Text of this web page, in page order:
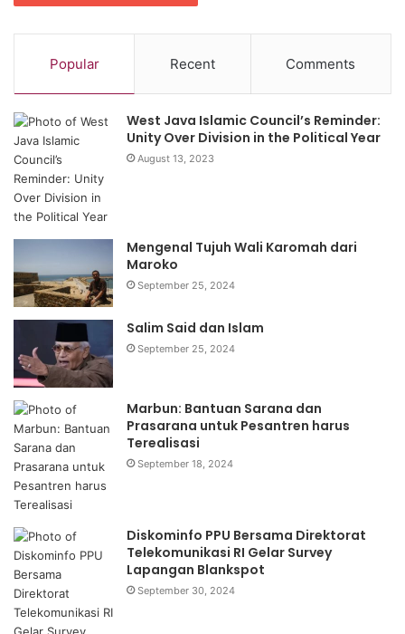
Popular Recent Comments
West Java Islamic Council’s Reminder:
Unity Over Division in the Political Year
August 13, 2023
Mengenal Tujuh Wali Karomah dari
Maroko
September 25, 2024
Salim Said dan Islam
September 25, 2024
Marbun: Bantuan Sarana dan
Prasarana untuk Pesantren harus
Terealisasi
September 18, 2024
Diskominfo PPU Bersama Direktorat
Telekomunikasi RI Gelar Survey
Lapangan Blankspot
September 30, 2024